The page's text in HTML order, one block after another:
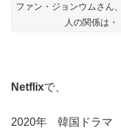
ファン・ジョンウムさ
人の関係は
Netflixで、
2020年 韓国ドラマ